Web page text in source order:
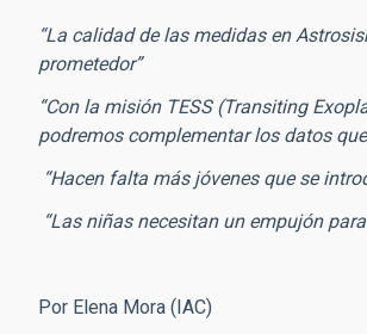
“La calidad de las medidas en
prometedor”
“Con la misión TESS (Transiting
podremos complementar los datos
“Hacen falta más jóvenes que se
“Las niñas necesitan un empujón
Por Elena Mora (IAC)